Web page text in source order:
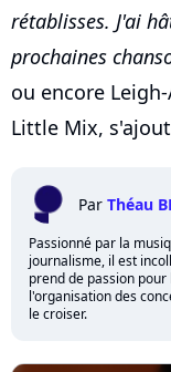
rétablisses. J'ai
prochaines
ou encore
Little Mix,
Par Théau
Passionné par la
journalisme, il est
prend de passion
l'organisation des
le croiser.